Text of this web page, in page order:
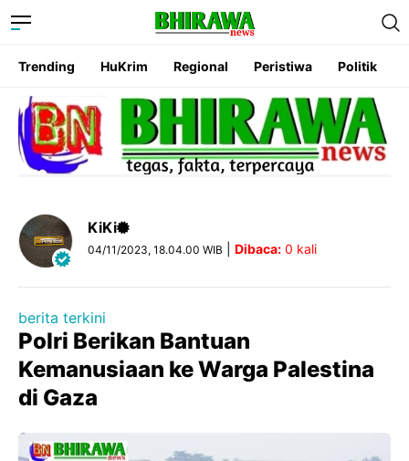
Trending HuKrim Regional Peristiwa Politik
KiKi
04/11/2023, 18.04.00 WIB Dibaca: 0 kali
berita terkini
Polri Berikan Bantuan
Kemanusiaan ke Warga Palestina
di Gaza